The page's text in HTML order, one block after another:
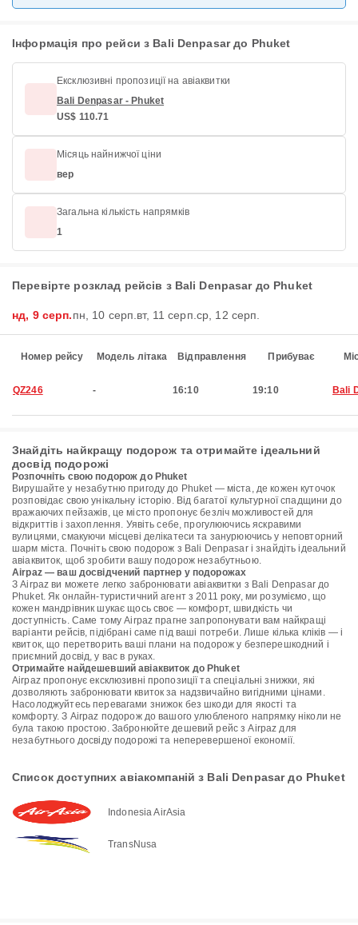
Інформація про рейси з Bali Denpasar до Phuket
Ексклюзивні пропозиції на авіаквитки
Bali Denpasar - Phuket
US$ 110.71
Місяць найнижчої ціни
вер
Загальна кількість напрямків
1
Перевірте розклад рейсів з Bali Denpasar до Phuket
нд, 9 серп.пн, 10 серп. вт, 11 серп. ср, 12 серп.
Номер рейсу Модель літака Відправлення Прибуває
QZ246 - 16:10 19:10 Bali
Знайдіть найкращу подорож та отримайте ідеальний
досвід подорожі
Розпочніть свою подорож до Phuket
Вирушайте у незабутню пригоду до Phuket — міста, де кожен куточок
розповідає свою унікальну історію. Від багатої культурної спадщини до
вражаючих пейзажів, це місто пропонує безліч можливостей для
відкриттів і захоплення. Уявіть себе, прогулюючись яскравими
вулицями, смакуючи місцеві делікатеси та занурюючись у неповторний
шарм міста. Почніть свою подорож з Bali Denpasar і знайдіть ідеальний
авіаквиток, щоб зробити вашу подорож незабутньою.
Airpaz — ваш досвідчений партнер у подорожах
З Airpaz ви можете легко забронювати авіаквитки з Bali Denpasar до
Phuket. Як онлайн-туристичний агент з 2011 року, ми розуміємо, що
кожен мандрівник шукає щось своє — комфорт, швидкість чи
доступність. Саме тому Airpaz прагне запропонувати вам найкращі
варіанти рейсів, підібрані саме під ваші потреби. Лише кілька кліків — і
квиток, що перетворить ваші плани на подорож у безперешкодний і
приємний досвід, у вас в руках.
Отримайте найдешевший авіаквиток до Phuket
Airpaz пропонує ексклюзивні пропозиції та спеціальні знижки, які
дозволяють забронювати квиток за надзвичайно вигідними цінами.
Насолоджуйтесь перевагами знижок без шкоди для якості та
комфорту. З Airpaz подорож до вашого улюбленого напрямку ніколи не
була такою простою. Забронюйте дешевий рейс з Airpaz для
незабутнього досвіду подорожі та неперевершеної економії.
Список доступних авіакомпаній з Bali Denpasar до Phuket
Indonesia AirAsia
TransNusa